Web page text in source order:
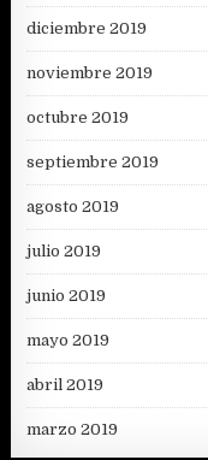
diciembre 2019
noviembre 2019
octubre 2019
septiembre 2019
agosto 2019
julio 2019
junio 2019
mayo 2019
abril 2019
marzo 2019